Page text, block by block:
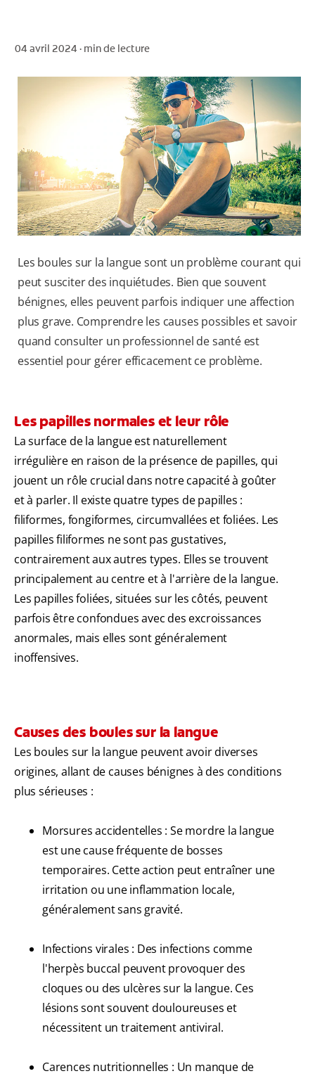
CH (FR)
04 avril 2024 · min de lecture
Les boules sur la langue sont un problème courant qui
peut susciter des inquiétudes. Bien que souvent
bénignes, elles peuvent parfois indiquer une affection
plus grave. Comprendre les causes possibles et savoir
quand consulter un professionnel de santé est
essentiel pour gérer efficacement ce problème.
Les papilles normales et leur rôle
La surface de la langue est naturellement
irrégulière en raison de la présence de papilles, qui
jouent un rôle crucial dans notre capacité à goûter
et à parler. Il existe quatre types de papilles :
filiformes, fongiformes, circumvallées et foliées. Les
papilles filiformes ne sont pas gustatives,
contrairement aux autres types. Elles se trouvent
principalement au centre et à l'arrière de la langue.
Les papilles foliées, situées sur les côtés, peuvent
parfois être confondues avec des excroissances
anormales, mais elles sont généralement
inoffensives.
Causes des boules sur la langue
Les boules sur la langue peuvent avoir diverses
origines, allant de causes bénignes à des conditions
plus sérieuses :
Morsures accidentelles : Se mordre la langue
est une cause fréquente de bosses
temporaires. Cette action peut entraîner une
irritation ou une inflammation locale,
généralement sans gravité.
Infections virales : Des infections comme
l'herpès buccal peuvent provoquer des
cloques ou des ulcères sur la langue. Ces
lésions sont souvent douloureuses et
nécessitent un traitement antiviral.
Carences nutritionnelles : Un manque de